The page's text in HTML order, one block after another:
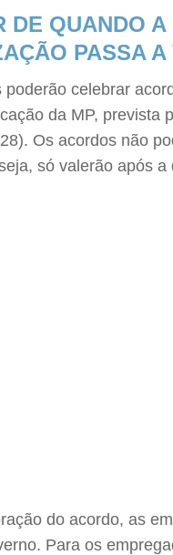
DE QUANDO A
PASSA A
poderão celebrar
da MP, prevista
Os acordos não
só valerão após a
do acordo, as
Para os